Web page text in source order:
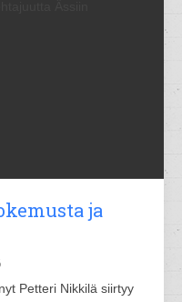
ja
Petteri Nikkilä siirtyy